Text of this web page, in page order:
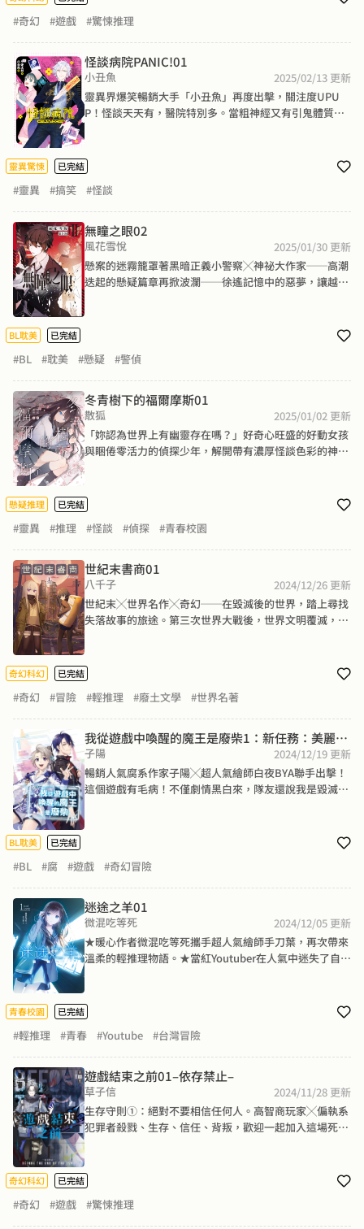
索的指引，來到一座無人的廢棄之「巢」……而等待在前
方的，究竟是敵，抑或是友？「你不應該太相信別人，左
牧先生。」
#奇幻 #遊戲 #驚悚推理
怪談病院PANIC!01
小丑魚 2025/02/13 更新
靈異界爆笑暢銷大手「小丑魚」再度出擊，關注度UPU
P！怪談天天有，醫院特別多。當粗神經又有引鬼體質的
患化為厲鬼，大鬧加護病房。依芳只好求助地府之力──
鬼差組長玄罡(牛頭馬面誠心推薦)沒想到，陰間救援公道
價一次要五千萬？！再沒志氣，也不能向超級貪財鬼差低
頭！「咳咳，可以刷卡分期嗎……」
靈異驚悚 已完結
#靈異 #搞笑 #怪談
無瞳之眼02
風花雪悅 2025/01/30 更新
懸案的迷霧籠罩著黑暗正義小警察╳神祕大作家──高潮
迭起的懸疑篇章再掀波瀾──徐遙記憶中的惡夢，讓越來
中，李秩也逐漸發現，自己似乎對徐遙產生了一種莫名的
悸動……惡魔在暗處不斷低語，在那些失去瞳孔的眼睛之
中，究竟還藏著什麼無法傾訴的怨與恨？
BL耽美 已完結
#BL #耽美 #懸疑 #警偵
冬青樹下的福爾摩斯01
散狐 2025/01/02 更新
「妳認為世界上有幽靈存在嗎？」好奇心旺盛的好動女孩
與睏倦零活力的偵探少年，解開帶有濃厚怪談色彩的神祕
尤亞難以忘懷，打聽之下卻發現那名女孩已不在人世。上
吊自殺的女高中生幽靈傳說，在茗川高中的學生間迅速傳
開。前往社團辦公室的途中必定會經過那顆櫻樹，二度現
身的幽靈讓身負社長重責的尤亞不勝其擾。於是她找上了
據說曾經破解「茗川七大不可思議」之一的同班同學──
夏冬青……「櫻樹下的幽靈」其真身是……？隱藏在事件
背後的真相又為何……？
懸疑推理 已完結
#靈異 #推理 #怪談 #偵探 #青春校園
世紀末書商01
八千子 2024/12/26 更新
世紀末╳世界名作╳奇幻──在毀滅後的世界，踏上尋找
失落故事的旅途。第三次世界大戰後，世界文明覆滅，
那些坐擁資源與權力者，最大的煩惱從來都不是生存，而
是無聊。一名遊走於廢土，兜售古老書籍的少年「我」，
夢想有一天能夠開一間自己的書店、賣自己想賣的書。他
在途中遇見獨居於廢棄圖書館的少女，為了尋找她失蹤多
年的父母，兩人一同踏上旅途，並在毀滅的世界中，尋找
過去的文字──
奇幻科幻 已完結
#奇幻 #冒險 #輕推理 #廢土文學 #世界名著
我從遊戲中喚醒的魔王是廢柴1：新任務：美麗魔
境
子陽 2024/12/19 更新
暢銷人氣腐系作家子陽╳超人氣繪師白夜BYA聯手出擊！
這個遊戲有毛病！不僅劇情黑白來，隊友還說我是毀滅現
信，邀請他解開「吸血鬼王誘拐青年入後宮」之謎。他接
下了救出青年的任務，但沒想到「副本劇情」全亂了套！
任務信上的「青年」變成小男孩，原本應該是拯救對象的
青年還變成了吸血鬼王？？——這遊戲有什麼毛病？說好
的柔弱青年呢？千均一髮之際，一位代號「夜鷹」的神祕
美男救了旺柴！兩人的友情指數因此升高，隔天一起接下
了一個任務副本。闖關副本卻意外失敗，夜鷹更對旺柴
說：「你這個大魔王！是你毀滅了我的世界，你要對我負
責！」旺柴：「0.0？？？」——你在開我玩笑嗎，我只是
BL耽美 已完結
#BL #腐 #遊戲 #奇幻冒險
迷途之羊01
微混吃等死 2024/12/05 更新
★暖心作者微混吃等死攜手超人氣繪師手刀葉，再次帶來
溫柔的輕推理物語。★當紅Youtuber在人氣中迷失了自
我是誰？在別人心中的我又是甚麼樣子？成長中的迷惘，
與現代人疏離的人際關係，然後發現，原來我們雖不孤
獨，卻都為寂寞所苦。姓名、身分；代號、面具……拋下
一切，是否就能見到真正的自己？「遲早有一天，我會消
失。但我希望，有人能找到真正的我。」白宣，女高中
生，同時也是極高人氣的Youtuber，在高二寒假突然失
蹤。沒有留下隻言片語，只有懷抱「真心」，才能找到線
索。
柳透光，白宣的同班同學、影片協力者，以及某種他自己
上了旅程。
青春校園 已完結
#輕推理 #青春 #Youtube #台灣冒險
遊戲結束之前01–依存禁止–
草子信 2024/11/28 更新
生存守則①：絕對不要相信任何人。高智商玩家╳偏執系
犯罪者殺戮、生存、信任、背叛，歡迎一起加入這場死亡
無處不在的詭異窺視，當殺戮變成唯一選擇，只有遵循規
則，才能獲得一線生機。而參加遊戲的第一步－－「左牧
先生，請先找到你的犯罪者搭檔。」
奇幻科幻 已完結
#奇幻 #遊戲 #驚悚推理